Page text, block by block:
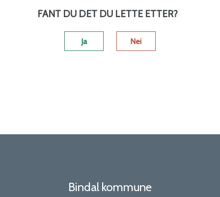
n
d
m
FANT DU DET DU LETTE ETTER?
Ja Nei
Bindal kommune